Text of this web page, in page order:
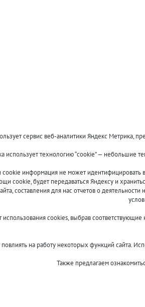
сервис веб-аналитики Яндекс Метрика,
использует технологию “cookie” — небольшие
информация не может идентифицировать
cookie, будет передаваться Яндексу и
составления для нас отчетов о
использования cookies, выбрав
на работу некоторых функций сайта.
Также предлагаем